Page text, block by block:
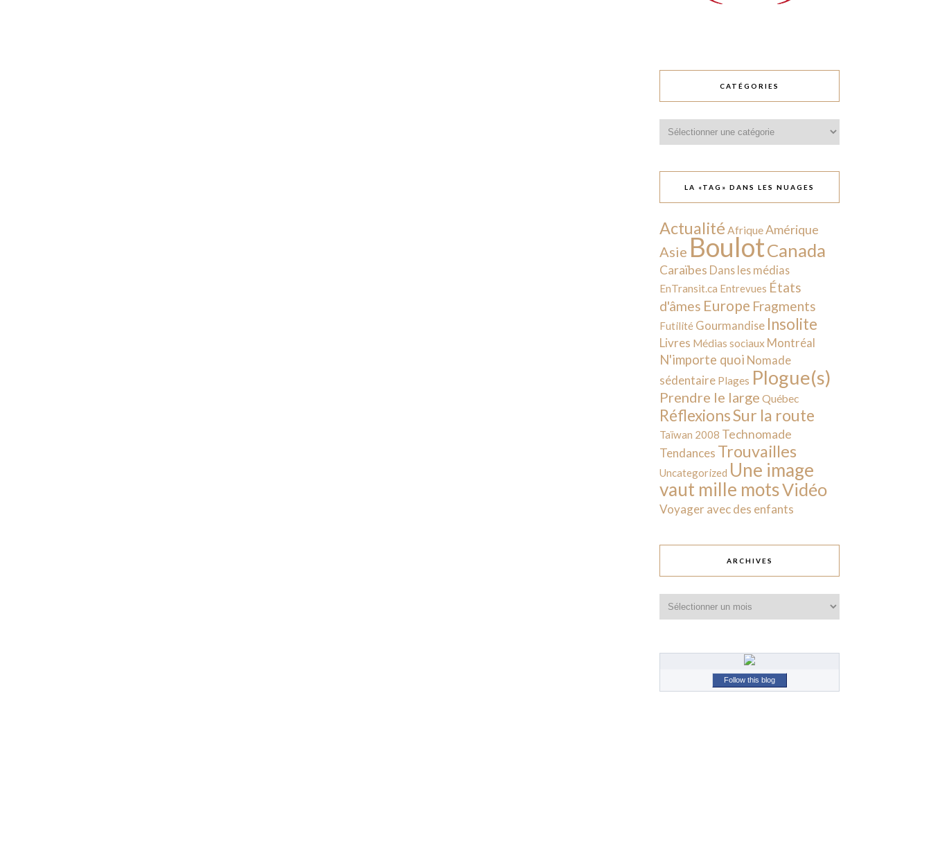
CATÉGORIES
LA «TAG» DANS LES NUAGES
Actualité AfriqueAmérique
Asie BoulotCanada
Caraïbes Dans les médias
EnTransit.ca Entrevues États
d'âmes Europe Fragments
Futilité Gourmandise Insolite
Livres Médias sociaux Montréal
N'importe quoi Nomade
sédentaire Plages Plogue(s)
Prendre le large Québec
RéflexionsSur la route
Taïwan 2008 Technomade
Tendances Trouvailles
Uncategorized Une image
vaut mille motsVidéo
Voyager avec des enfants
ARCHIVES
Follow this blog